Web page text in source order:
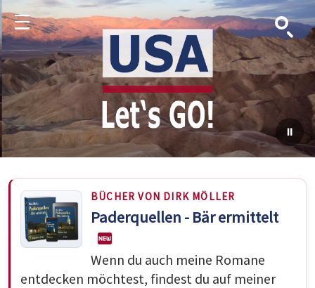
Menu Suche
BÜCHER VON DIRK MÖLLER
Paderquellen - Bär ermittelt
Wenn du auch meine Romane
entdecken möchtest, findest du auf meiner